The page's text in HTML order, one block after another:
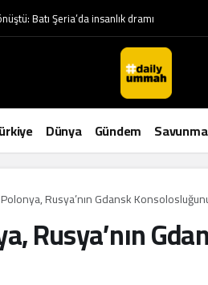
Batı Şeria’da insanlık dramı
Dünya Gündem Savunma
Rusya’nın Gdansk
Rusya’nın